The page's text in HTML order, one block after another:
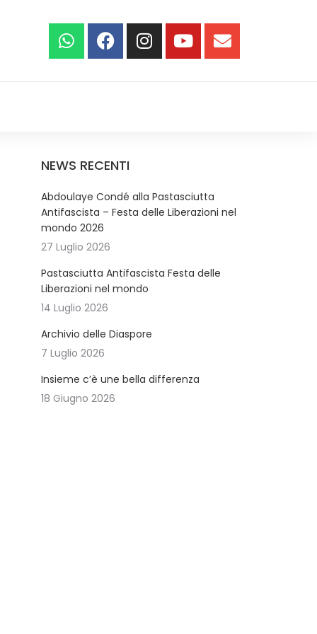
NEWS RECENTI
Abdoulaye Condé alla Pastasciutta
Antifascista – Festa delle Liberazioni nel
mondo 2026
27 Luglio 2026
Pastasciutta Antifascista Festa delle
Liberazioni nel mondo
14 Luglio 2026
Archivio delle Diaspore
7 Luglio 2026
Insieme c’è une bella differenza
18 Giugno 2026